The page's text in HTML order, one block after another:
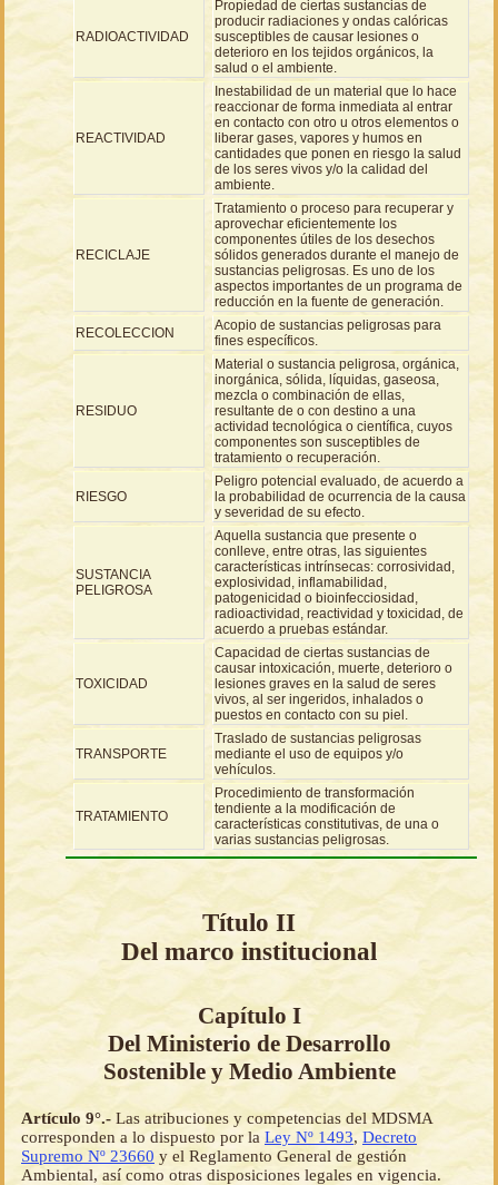
RADIOACTIVIDAD
Propiedad de ciertas sustancias de
producir radiaciones y ondas calóricas
susceptibles de causar lesiones o
deterioro en los tejidos orgánicos, la
salud o el ambiente.
REACTIVIDAD
Inestabilidad de un material que lo hace
reaccionar de forma inmediata al entrar
en contacto con otro u otros elementos o
liberar gases, vapores y humos en
cantidades que ponen en riesgo la salud
de los seres vivos y/o la calidad del
ambiente.
RECICLAJE
Tratamiento o proceso para recuperar y
aprovechar eficientemente los
componentes útiles de los desechos
sólidos generados durante el manejo de
sustancias peligrosas. Es uno de los
aspectos importantes de un programa de
reducción en la fuente de generación.
RECOLECCION
Acopio de sustancias peligrosas para
fines específicos.
RESIDUO
Material o sustancia peligrosa, orgánica,
inorgánica, sólida, líquidas, gaseosa,
mezcla o combinación de ellas,
resultante de o con destino a una
actividad tecnológica o científica, cuyos
componentes son susceptibles de
tratamiento o recuperación.
RIESGO
Peligro potencial evaluado, de acuerdo a
la probabilidad de ocurrencia de la causa
y severidad de su efecto.
SUSTANCIA
PELIGROSA
Aquella sustancia que presente o
conlleve, entre otras, las siguientes
características intrínsecas: corrosividad,
explosividad, inflamabilidad,
patogenicidad o bioinfecciosidad,
radioactividad, reactividad y toxicidad, de
acuerdo a pruebas estándar.
TOXICIDAD
Capacidad de ciertas sustancias de
causar intoxicación, muerte, deterioro o
lesiones graves en la salud de seres
vivos, al ser ingeridos, inhalados o
puestos en contacto con su piel.
TRANSPORTE
Traslado de sustancias peligrosas
mediante el uso de equipos y/o
vehículos.
TRATAMIENTO
Procedimiento de transformación
tendiente a la modificación de
características constitutivas, de una o
varias sustancias peligrosas.
Título II
Del marco institucional
Capítulo I
Del Ministerio de Desarrollo
Sostenible y Medio Ambiente
Artículo 9°.- Las atribuciones y competencias del MDSMA
corresponden a lo dispuesto por la Ley Nº 1493, Decreto
Supremo Nº 23660 y el Reglamento General de gestión
Ambiental, así como otras disposiciones legales en vigencia.